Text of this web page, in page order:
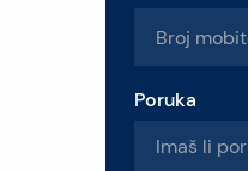
Poruka